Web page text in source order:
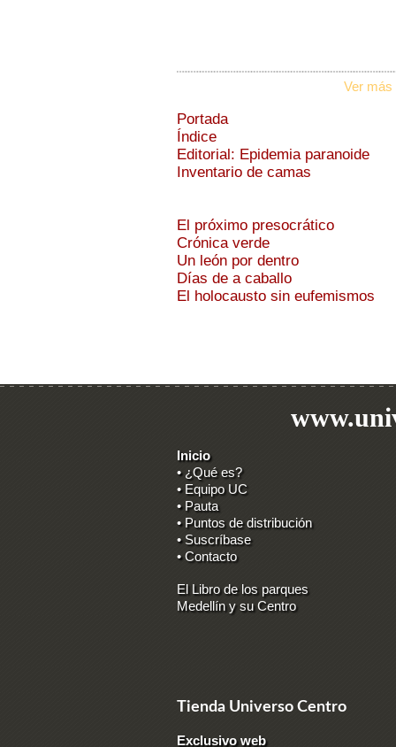
Ver más
Portada
Índice
Editorial: Epidemia paranoide
Inventario de camas
El próximo presocrático
Crónica verde
Un león por dentro
Días de a caballo
El holocausto sin eufemismos
Inicio
• ¿Qué es?
• Equipo UC
• Pauta
• Puntos de distribución
• Suscríbase
• Contacto
El Libro de los parques
Medellín y su Centro
Tienda Universo Centro
Exclusivo web